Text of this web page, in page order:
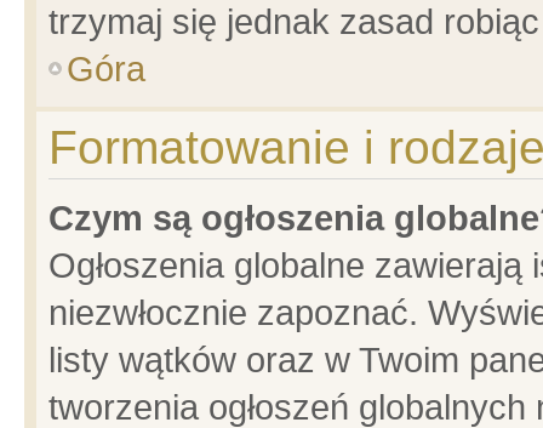
trzymaj się jednak zasad
Góra
Formatowanie i
Czym są ogłoszenia
Ogłoszenia globalne
niezwłocznie zapoznać.
listy wątków oraz w Twoim
tworzenia ogłoszeń